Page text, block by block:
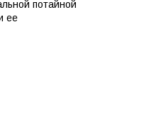
потайной
ее